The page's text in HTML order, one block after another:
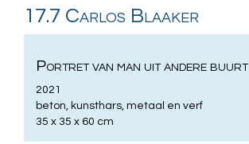
17.7 Carlos Blaaker
Portret van man uit andere buurt
2021
beton, kunsthars, metaal en verf
35 x 35 x 60 cm